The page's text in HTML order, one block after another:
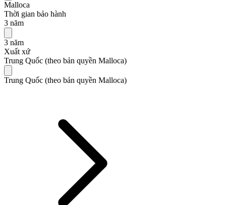
Malloca
Thời gian bảo hành
3 năm
3 năm
Xuất xứ
Trung Quốc (theo bản quyền Malloca)
Trung Quốc (theo bản quyền Malloca)